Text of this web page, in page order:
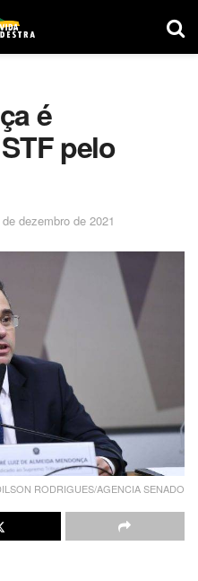
é
pelo
de dezembro de 2021
RODRIGUES/AGENCIA SENADO